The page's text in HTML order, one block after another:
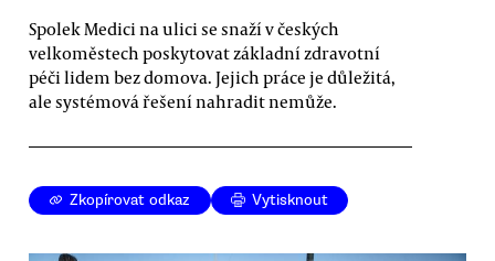
Spolek Medici na ulici se snaží v českých
velkoměstech poskytovat základní zdravotní
péči lidem bez domova. Jejich práce je důležitá,
ale systémová řešení nahradit nemůže.
Zkopírovat odkaz Vytisknout